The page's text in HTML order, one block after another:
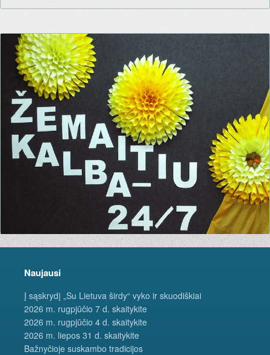
Naujausi
Į sąskrydį „Su Lietuva širdy“ vyko ir skuodiškiai
2026 m. rugpjūčio 7 d. skaitykite
2026 m. rugpjūčio 4 d. skaitykite
2026 m. liepos 31 d. skaitykite
Bažnyčioje suskambo tradicijos